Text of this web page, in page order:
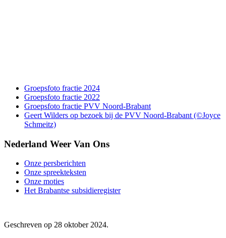
Groepsfoto fractie 2024
Groepsfoto fractie 2022
Groepsfoto fractie PVV Noord-Brabant
Geert Wilders op bezoek bij de PVV Noord-Brabant (©Joyce
Schmeitz)
Nederland Weer Van Ons
Onze persberichten
Onze spreekteksten
Onze moties
Het Brabantse subsidieregister
Geschreven op 28 oktober 2024.